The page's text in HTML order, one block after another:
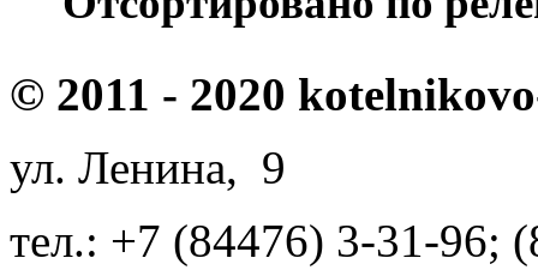
© 2011 - 2020
ул. Ленина, 9
тел.: +7 (84476) 3-31-96;